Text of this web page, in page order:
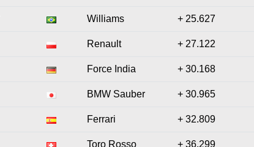
Williams + 25.627
Renault + 27.122
Force India + 30.168
BMW Sauber + 30.965
Ferrari + 32.809
Toro Rosso + 36.299